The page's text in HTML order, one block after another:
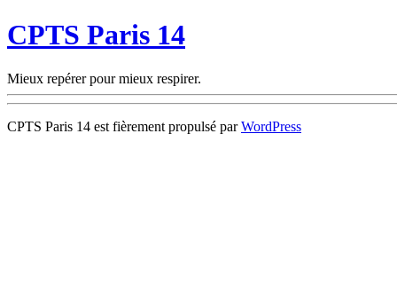
CPTS Paris 14
Mieux repérer pour mieux respirer.
CPTS Paris 14 est fièrement propulsé parWordPress